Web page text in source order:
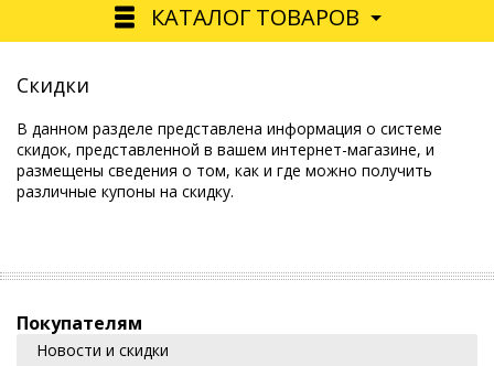
КАТАЛОГ ТОВАРОВ
Скидки
В данном разделе представлена информация о системе
скидок, представленной в вашем интернет-магазине, и
размещены сведения о том, как и где можно получить
различные купоны на скидку.
Покупателям
Новости и скидки